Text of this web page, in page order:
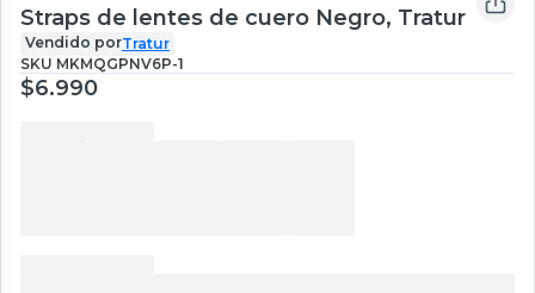
Straps de lentes de cuero Negro, Tratur
Vendido porTratur
SKU MKMQGPNV6P-1
$6.990